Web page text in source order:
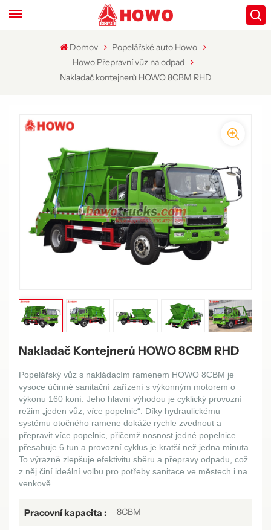
Domov
Popelářské auto Howo
Howo Přepravní vůz na odpad
Nakladač kontejnerů HOWO 8CBM RHD
Nakladač Kontejnerů HOWO 8CBM RHD
Popelářský vůz s nakládacím ramenem HOWO 8CBM je
vysoce účinné sanitační zařízení s výkonným motorem o
výkonu 160 koní. Jeho hlavní výhodou je cyklický provozní
režim „jeden vůz, více popelnic“. Díky hydraulickému
systému otočného ramene dokáže rychle zvednout a
přepravit více popelnic, přičemž nosnost jedné popelnice
přesahuje 6 tun a provozní cyklus je kratší než jedna minuta.
To výrazně zlepšuje efektivitu sběru a přepravy odpadu, což
z něj činí ideální volbu pro potřeby sanitace ve městech i na
venkově.
Pracovní kapacita : 8CBM